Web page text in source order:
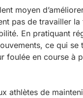
moyen
pas de travailler
En pratiquant
ce qui
foulée en course à
athlètes de